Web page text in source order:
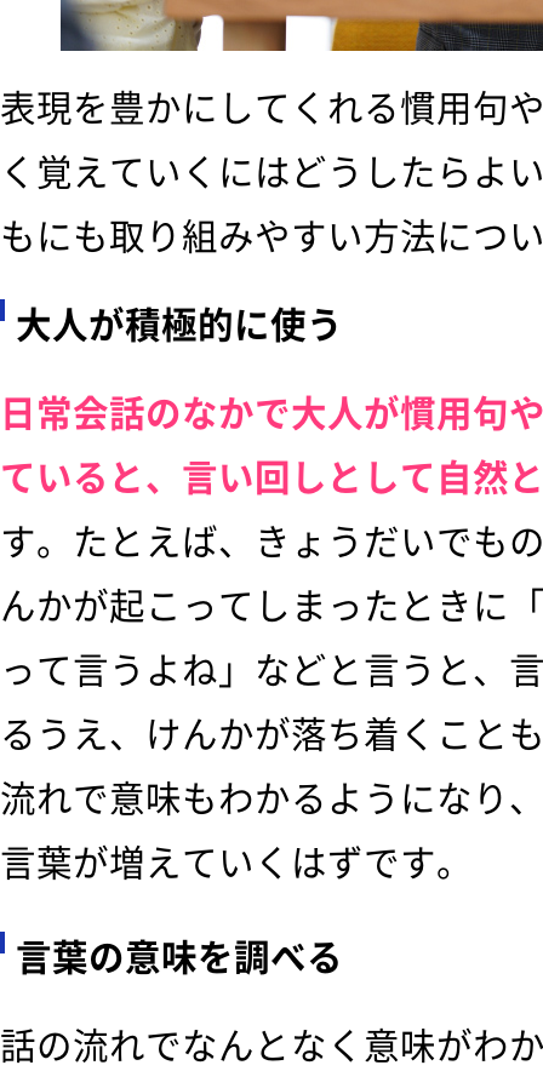
表現を豊かにしてくれる慣用句
く覚えていくにはどうしたらよ
もにも取り組みやすい方法につ
大人が積極的に使う
日常会話のなかで大人が慣用句
ていると、言い回しとして自然
す。たとえば、きょうだいでも
んかが起こってしまったときに
って言うよね」などと言うと、
るうえ、けんかが落ち着くこと
流れで意味もわかるようになり
言葉が増えていくはずです。
言葉の意味を調べる
話の流れでなんとなく意味がわ